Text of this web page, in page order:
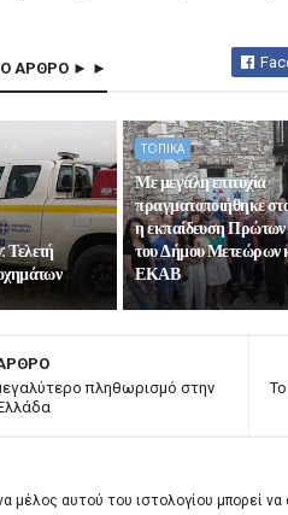
ΑΡΘΡΟ ► ►
ΤΟΠΙΚΑ
Με μεγάλη επιτυχία
πραγματοποιήθηκε
η εκπαίδευση Πρώτων
του Δήμου Μετεώρων
ΕΚΑΒ
πληθωρισμό στην
μέλος αυτού του ιστολογίου μπορεί να